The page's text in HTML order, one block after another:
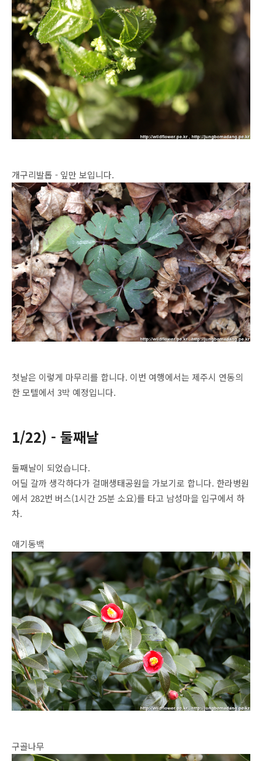
개구리발톱 - 잎만 보입니다.
첫날은 이렇게 마무리를 합니다. 이번 여행에서는 제주시 연동의
한 모텔에서 3박 예정입니다.
1/22) - 둘째날
둘째날이 되었습니다.
어딜 갈까 생각하다가 걸매생태공원을 가보기로 합니다. 한라병원
에서 282번 버스(1시간 25분 소요)를 타고 남성마을 입구에서 하
차.
애기동백
구골나무